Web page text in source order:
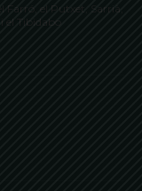
el Putxet, Sarrià,
el Tibidabo